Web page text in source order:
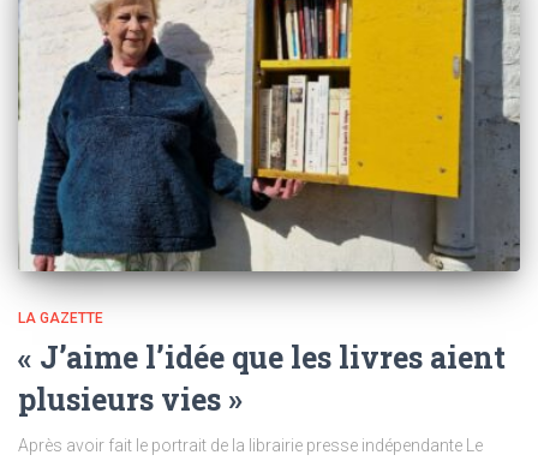
LA GAZETTE
« J’aime l’idée que les livres aient
plusieurs vies »
Après avoir fait le portrait de la librairie presse indépendante Le